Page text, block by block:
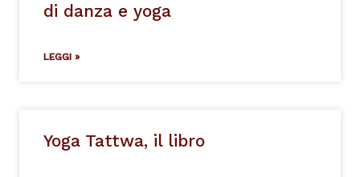
di danza e yoga
LEGGI »
Yoga Tattwa, il libro